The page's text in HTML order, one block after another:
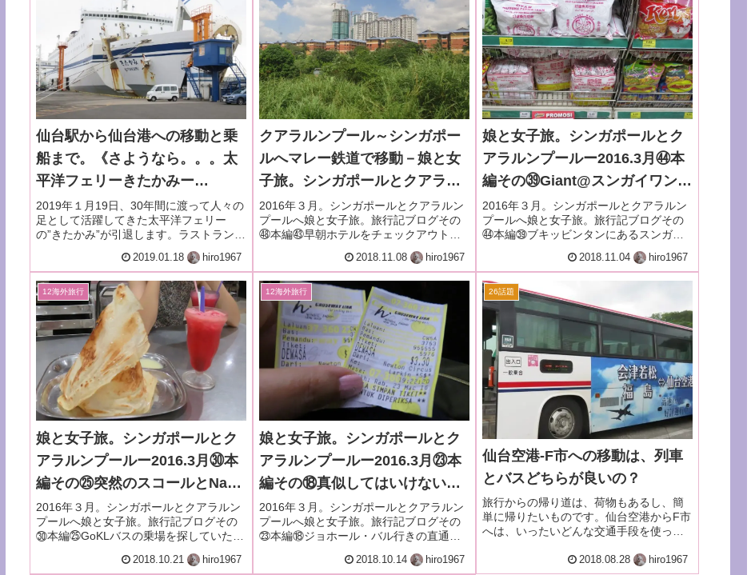
仙台駅から仙台港への移動と乗
船まで。《さようなら。。。太
平洋フェリーきたかみー
2019.1.12～14》②
2019年１月19日、30年間に渡って人々の
足として活躍してきた太平洋フェリー
の”きたかみ”が引退します。ラストランの
ちょっと前、きたかみとお別れ旅行に行
ってきました。その②仙台駅から仙台港
2019.01.18 hiro1967
クアラルンプール～シンガポー
ルへマレー鉄道で移動－娘と女
子旅。シンガポールとクアラル
ンプールー2016.3月㊽本編その
㊸
2016年３月。シンガポールとクアラルン
プールへ娘と女子旅。旅行記ブログその
㊽本編㊸早朝ホテルをチェックアウトし
てタクシーでKLセントラル駅へ。マレー
鉄道でシンガポールまで大移動。
2018.11.08 hiro1967
娘と女子旅。シンガポールとク
アラルンプールー2016.3月㊹本
編その㊴Giant@スンガイワンプ
ラザでショッピングとGoKLバ
ス
2016年３月。シンガポールとクアラルン
プールへ娘と女子旅。旅行記ブログその
㊹本編㊴ブキッビンタンにあるスンガイ
ワンプラザのスーパーマケットGiantでシ
ョッピングとGoKLバスに乗ってチャイナ
2018.11.04 hiro1967
12海外旅行
娘と女子旅。シンガポールとク
アラルンプールー2016.3月㉚本
編その㉕突然のスコールとNasi
Kandar Pelitaでロティテッシュ
を食べてみる。
2016年３月。シンガポールとクアラルン
プールへ娘と女子旅。旅行記ブログその
㉚本編㉕GoKLバスの乗場を探していたら
Nasi Kandar Pelitaでロティテッシュを食
2018.10.21 hiro1967
12海外旅行
娘と女子旅。シンガポールとク
アラルンプールー2016.3月㉓本
編その⑱真似してはいけないシ
ンガポール市内からジョホール
バールへの移動
2016年３月。シンガポールとクアラルン
プールへ娘と女子旅。旅行記ブログその
㉓本編⑱ジョホール・バル行きの直通バ
のニュートンフードコート付近のバス亭
2018.10.14 hiro1967
26話題
仙台空港-F市への移動は、列車
とバスどちらが良いの？
旅行からの帰り道は、荷物もあるし、簡
単に帰りたいものです。仙台空港からF市
へは、いったいどんな交通手段を使って
2018.08.28 hiro1967